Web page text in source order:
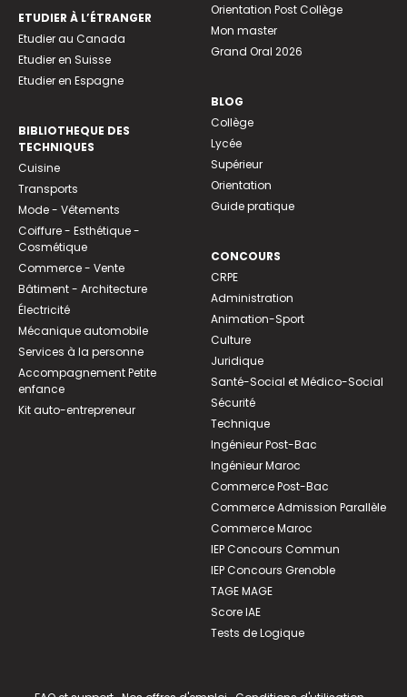
ETUDIER À L’ÉTRANGER
Etudier au Canada
Etudier en Suisse
Etudier en Espagne
BIBLIOTHEQUE DES
TECHNIQUES
Cuisine
Transports
Mode - Vêtements
Coiffure - Esthétique -
Cosmétique
Commerce - Vente
Bâtiment - Architecture
Électricité
Mécanique automobile
Services à la personne
Accompagnement Petite
enfance
Kit auto-entrepreneur
Orientation Post Collège
Mon master
Grand Oral 2026
BLOG
Collège
Lycée
Supérieur
Orientation
Guide pratique
CONCOURS
CRPE
Administration
Animation-Sport
Culture
Juridique
Santé-Social et Médico-Social
Sécurité
Technique
Ingénieur Post-Bac
Ingénieur Maroc
Commerce Post-Bac
Commerce Admission Parallèle
Commerce Maroc
IEP Concours Commun
IEP Concours Grenoble
TAGE MAGE
Score IAE
Tests de Logique